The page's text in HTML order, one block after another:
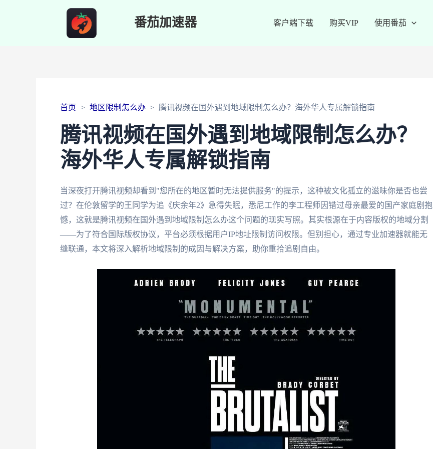
番茄加速器 客户端下载 购买VIP 使用番茄
首页 地区限制怎么办 腾讯视频在国外遇到地域限制怎么办？海外华人专属解锁指南
腾讯视频在国外遇到地域限制怎么办？
海外华人专属解锁指南
当深夜打开腾讯视频却看到"您所在的地区暂时无法提供服务"的提示，这种被文化孤立的滋味你是否也尝
过？在伦敦留学的王同学为追《庆余年2》急得失眠，悉尼工作的李工程师因错过母亲最爱的国产家庭剧抱
憾，这就是腾讯视频在国外遇到地域限制怎么办这个问题的现实写照。其实根源在于内容版权的地域分割
——为了符合国际版权协议，平台必须根据用户IP地址限制访问权限。但别担心，通过专业加速器就能无
缝联通，本文将深入解析地域限制的成因与解决方案，助你重拾追剧自由。